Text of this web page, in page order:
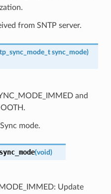
from SNTP server.
sync_mode)
and
mode.
(void)
Update